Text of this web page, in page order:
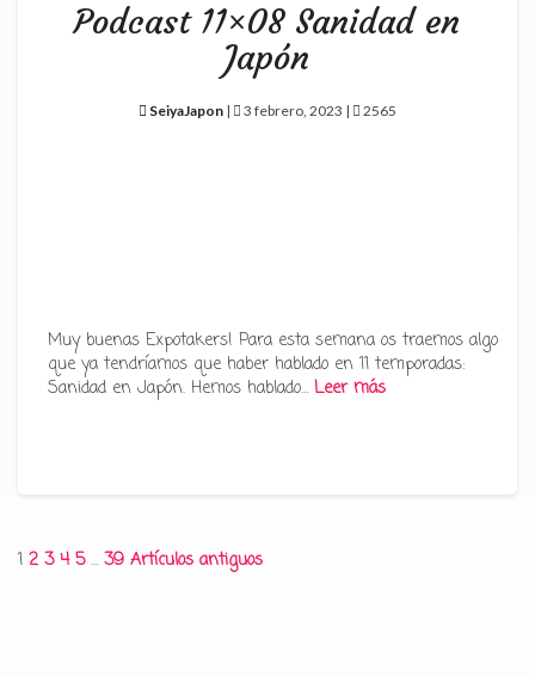
Podcast 11×08 Sanidad en
Japón
SeiyaJapon | 3 febrero, 2023 | 2565
Muy buenas Expotakers! Para esta semana os traemos algo
que ya tendríamos que haber hablado en 11 temporadas:
Sanidad en Japón. Hemos hablado… Leer más
Paginación
1 2 3 4 5 … 39 Artículos antiguos